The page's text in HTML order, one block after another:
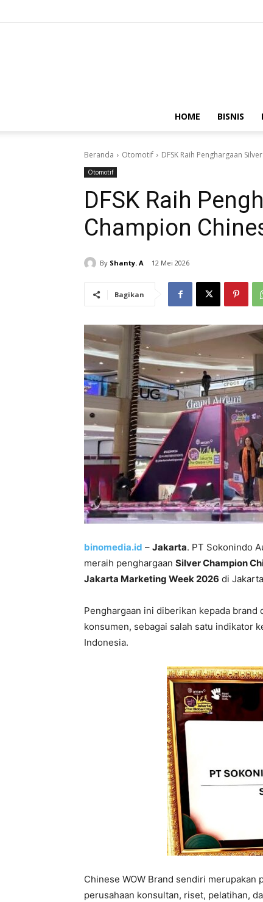
HOME BISNIS
Beranda Otomotif DFSK Raih Penghargaan
Otomotif
DFSK Raih
Champion
By Shanty. A 12 Mei 2026
Bagikan
binomedia.id – Jakarta. PT Sokonindo
meraih penghargaan Silver Champion
Jakarta Marketing Week 2026 di
Penghargaan ini diberikan kepada
konsumen, sebagai salah satu indikator
Indonesia.
Chinese WOW Brand sendiri
perusahaan konsultan, riset, pelatihan,